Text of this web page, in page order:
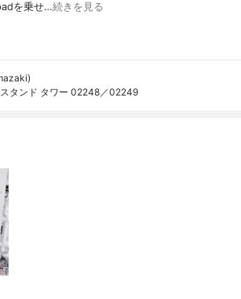
を乗せ…続きを見る
タンド タワー 02248／02249